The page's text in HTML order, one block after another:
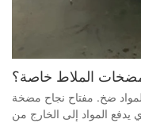
الملاط خاصة؟
ضخ. مفتاح نجاح مضخة
يدفع المواد إلى الخارج من